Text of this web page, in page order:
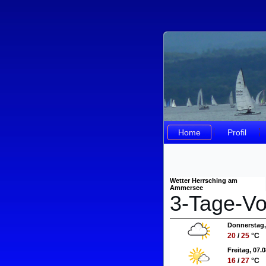
Home Profil
Wetter Herrsching am
Ammersee
3-Tage-
20 /25 °C
Freitag,
16 /27 °C